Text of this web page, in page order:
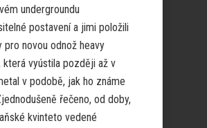
undergroundu
postavení a jimi položili
pro novou odnož heavy
která vyústila později až v
v podobě, jak ho známe
řečeno, od doby,
kvinteto vedené